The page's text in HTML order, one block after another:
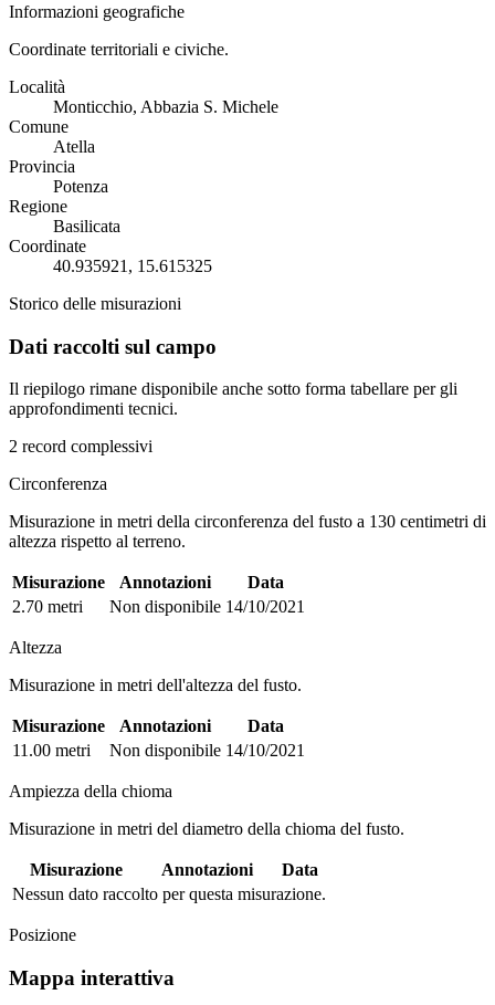
Informazioni geografiche
Coordinate territoriali e civiche.
Località
Monticchio, Abbazia S. Michele
Comune
Atella
Provincia
Potenza
Regione
Basilicata
Coordinate
40.935921, 15.615325
Storico delle misurazioni
Dati raccolti sul campo
Il riepilogo rimane disponibile anche sotto forma tabellare per gli
approfondimenti tecnici.
2 record complessivi
Circonferenza
Misurazione in metri della circonferenza del fusto a 130 centimetri di
altezza rispetto al terreno.
Misurazione Annotazioni
Data
2.70 metri
Non disponibile 14/10/2021
Altezza
Misurazione in metri dell'altezza del fusto.
Misurazione Annotazioni
Data
11.00 metri
Non disponibile 14/10/2021
Ampiezza della chioma
Misurazione in metri del diametro della chioma del fusto.
Misurazione Annotazioni
Data
Nessun dato raccolto per questa misurazione.
Posizione
Mappa interattiva